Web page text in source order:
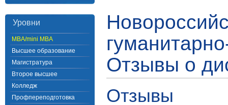
Уровни
MBA/mini MBA
Высшее образование
Магистратура
Второе высшее
Колледж
Профпереподготовка
Отзывы о
Отзывы